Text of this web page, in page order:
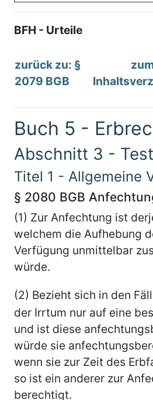
BFH - Urteile
zurück zu: §
2079 BGB
Buch 5 -
Abschnitt 3 -
Titel 1 - Allgemeine
§ 2080 BGB
(1) Zur Anfechtung ist
welchem die Aufhebung
Verfügung unmittelbar
würde.
(2) Bezieht sich in den
der Irrtum nur auf eine
und ist diese
würde sie
wenn sie zur Zeit des
so ist ein anderer zur
berechtigt.